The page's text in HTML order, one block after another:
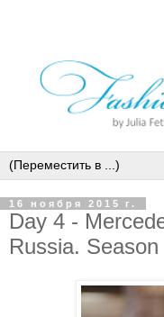
16 ноября 2015 г.
Day 4 -
Russia. Season